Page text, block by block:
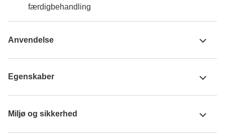
færdigbehandling
Anvendelse
Egenskaber
Miljø og sikkerhed